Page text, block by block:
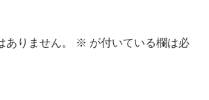
りません。 ※ が付いている欄は必